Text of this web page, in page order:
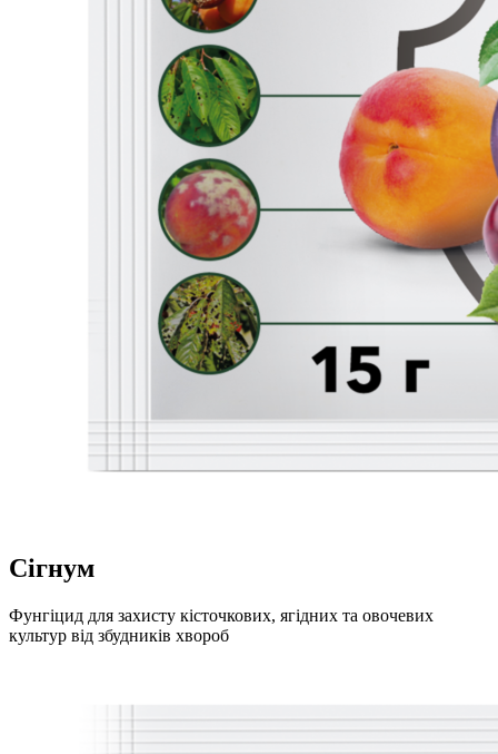
Сігнум
Фунгіцид для захисту кісточкових, ягідних та овочевих
культур від збудників хвороб